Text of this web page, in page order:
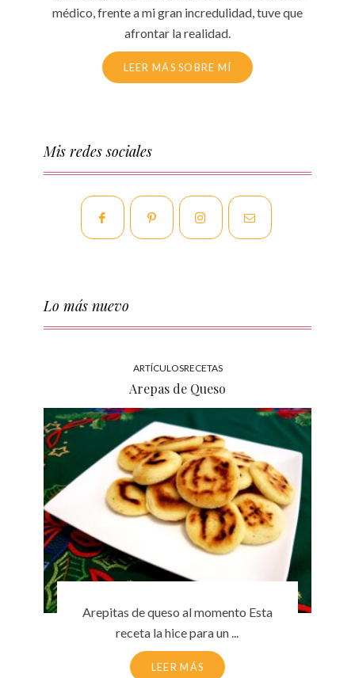
médico, frente a mi gran incredulidad, tuve que
afrontar la realidad.
LEER MÁS SOBRE MÍ
Mis redes sociales
Lo más nuevo
ARTÍCULOSRECETAS
Arepas de Queso
Arepitas de queso al momento Esta
receta la hice para un ...
LEER MÁS